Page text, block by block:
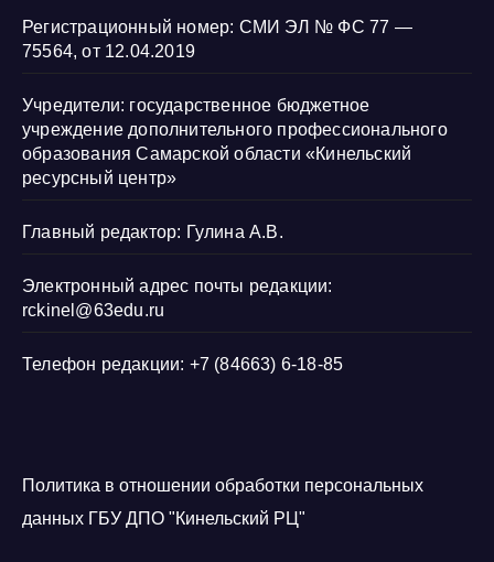
Регистрационный номер: СМИ ЭЛ № ФС 77 —
75564, от 12.04.2019
Учредители: государственное бюджетное
учреждение дополнительного профессионального
образования Самарской области «Кинельский
ресурсный центр»
Главный редактор: Гулина А.В.
Электронный адрес почты редакции:
rckinel@63edu.ru
Телефон редакции: +7 (84663) 6-18-85
Политика в отношении обработки персональных
данных ГБУ ДПО "Кинельский РЦ"